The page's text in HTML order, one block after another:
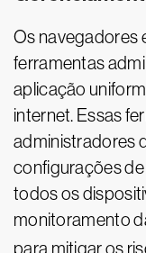
Os navegadores
ferramentas
aplicação
internet. Essas
administradores
configurações
todos os
monitoramento
para mitigar os